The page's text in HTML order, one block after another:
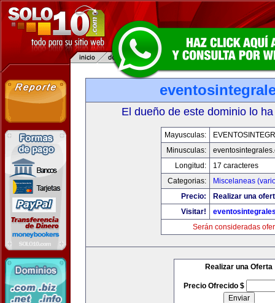
El dueño de este dominio lo
Mayusculas:
Minusculas:
Longitud:
17 caracteres
Categorias:
Miscelaneas
Precio:
Realizar una
Visitar!
Serán consideradas
Realizar una Oferta
Precio Ofrecido $